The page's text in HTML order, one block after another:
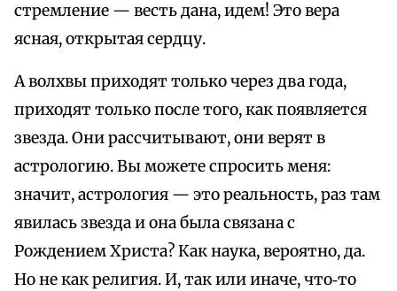
стремление — весть дана, идем! Это вера
ясная, открытая сердцу.
А волхвы приходят только через два года,
приходят только после того, как появляется
звезда. Они рассчитывают, они верят в
астрологию. Вы можете спросить меня:
значит, астрология — это реальность, раз там
явилась звезда и она была связана с
Рождением Христа? Как наука, вероятно, да.
Но не как религия. И, так или иначе, что‑то